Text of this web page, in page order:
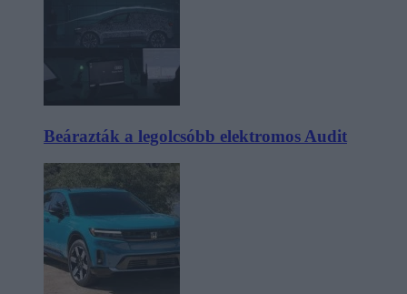
Beárazták a legolcsóbb elektromos Audit